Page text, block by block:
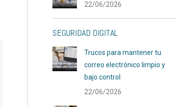
22/06/2026
SEGURIDAD DIGITAL
Trucos para mantener tu
correo electrónico limpio y
bajo control
22/06/2026